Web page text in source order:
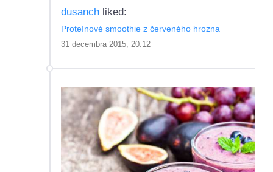
dusanch liked:
Proteínové smoothie z červeného hrozna
31 decembra 2015, 20:12